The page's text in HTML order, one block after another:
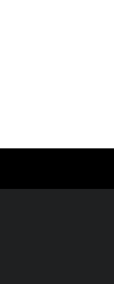
Mejores
Querétaro | 5 de